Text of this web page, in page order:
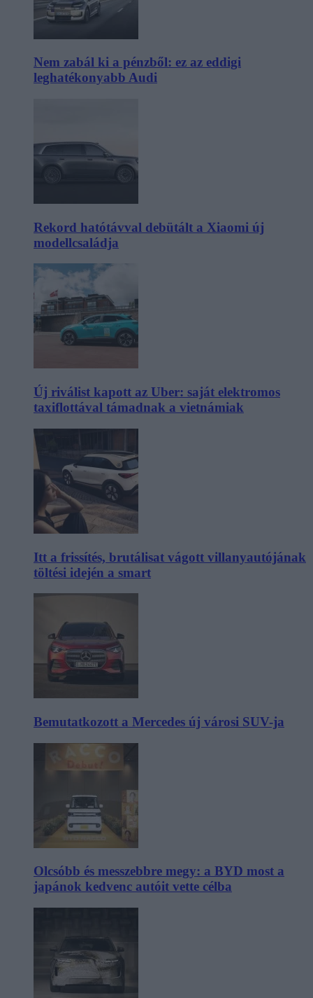
Nem zabál ki a pénzből: ez az eddigi
leghatékonyabb Audi
Rekord hatótávval debütált a Xiaomi új
modellcsaládja
Új riválist kapott az Uber: saját elektromos
taxiflottával támadnak a vietnámiak
Itt a frissítés, brutálisat vágott villanyautójának
töltési idején a smart
Bemutatkozott a Mercedes új városi SUV-ja
Olcsóbb és messzebbre megy: a BYD most a
japánok kedvenc autóit vette célba